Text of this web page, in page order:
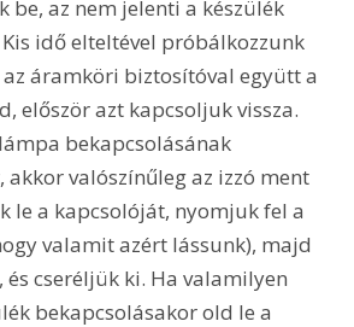
be, az nem jelenti a készülék
idő elteltével próbálkozzunk
az áramköri biztosítóval együtt a
először azt kapcsoljuk vissza.
bekapcsolásának
valószínűleg az izzó ment
le a kapcsolóját, nyomjuk fel a
valamit azért lássunk), majd
és cseréljük ki. Ha valamilyen
bekapcsolásakor old le a